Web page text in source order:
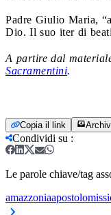
Padre Giulio Maria,
Dio. Il suo iter di
A partire dal
Sacramentini.
Copia il link
Condividi su :
Le parole chiave/tag
amazzoniaapostolo